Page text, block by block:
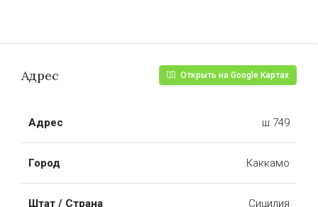
Адрес Открыть на Google Картах
Адрес ш 749
Город Каккамо
Штат / Страна Сицилия